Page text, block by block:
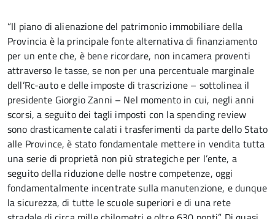
“Il piano di alienazione del patrimonio immobiliare della
Provincia è la principale fonte alternativa di finanziamento
per un ente che, è bene ricordare, non incamera proventi
attraverso le tasse, se non per una percentuale marginale
dell’Rc-auto e delle imposte di trascrizione – sottolinea il
presidente Giorgio Zanni – Nel momento in cui, negli anni
scorsi, a seguito dei tagli imposti con la spending review
sono drasticamente calati i trasferimenti da parte dello Stato
alle Province, è stato fondamentale mettere in vendita tutta
una serie di proprietà non più strategiche per l’ente, a
seguito della riduzione delle nostre competenze, oggi
fondamentalmente incentrate sulla manutenzione, e dunque
la sicurezza, di tutte le scuole superiori e di una rete